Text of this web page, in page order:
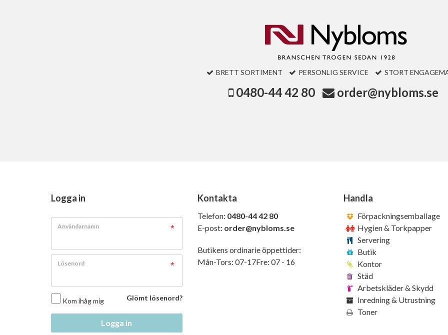
BRETT SORTIMENT PERSONLIG SERVICE STORT
0480-44 42 80 order@nybloms.se
Logga in
Användarnamn
Lösenord
Kom ihåg mig Glömt lösenord?
Logga in
Kontakta
Telefon: 0480-44 42 80
E-post: order@nybloms.se
Butikens ordinarie öppettider:
Mån-Tors: 07-17Fre: 07 - 16
Handla
Förpackningsemballage
Hygien & Torkpapper
Servering
Butik
Kontor
Städ
Arbetskläder & Skydd
Inredning & Utrustning
Toner